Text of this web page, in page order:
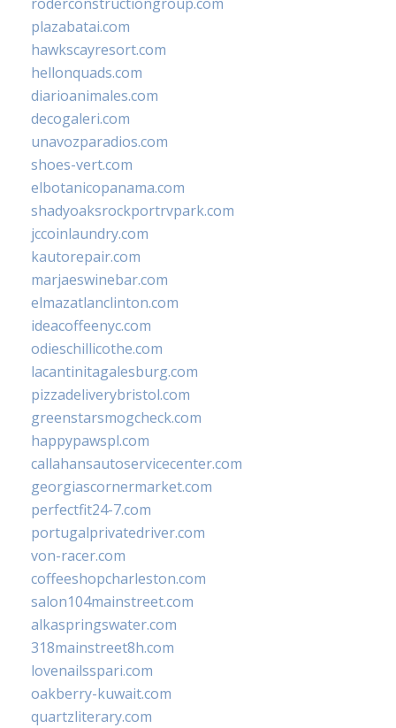
plazabatai.com
hawkscayresort.com
hellonquads.com
diarioanimales.com
decogaleri.com
unavozparadios.com
shoes-vert.com
elbotanicopanama.com
shadyoaksrockportrvpark.com
jccoinlaundry.com
kautorepair.com
marjaeswinebar.com
elmazatlanclinton.com
ideacoffeenyc.com
odieschillicothe.com
lacantinitagalesburg.com
pizzadeliverybristol.com
greenstarsmogcheck.com
happypawspl.com
callahansautoservicecenter.com
georgiascornermarket.com
perfectfit24-7.com
portugalprivatedriver.com
von-racer.com
coffeeshopcharleston.com
salon104mainstreet.com
alkaspringswater.com
318mainstreet8h.com
lovenailsspari.com
oakberry-kuwait.com
quartzliterary.com